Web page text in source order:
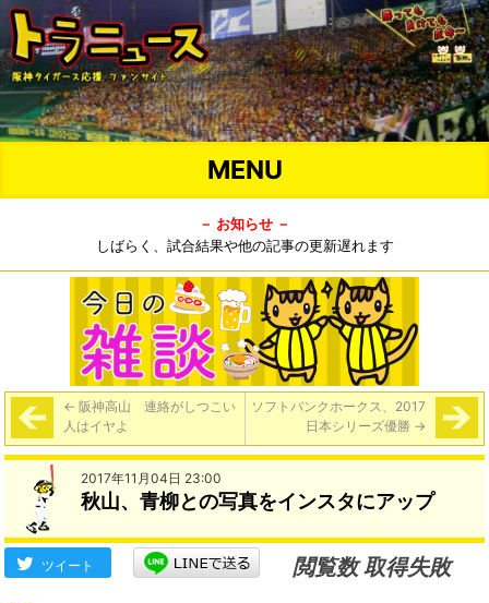
MENU
－ お知らせ －
しばらく、試合結果や他の記事の更新遅れます
← 阪神高山 連絡がしつこい
人はイヤよ
ソフトバンクホークス、2017
日本シリーズ優勝 →
2017年11月04日 23:00
秋山、青柳との写真をインスタにアップ
ツイート
閲覧数 取得失敗